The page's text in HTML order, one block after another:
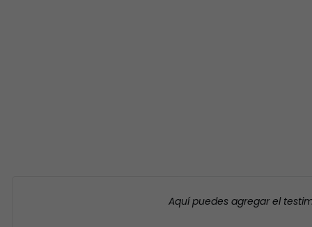
Aquí puedes agregar el